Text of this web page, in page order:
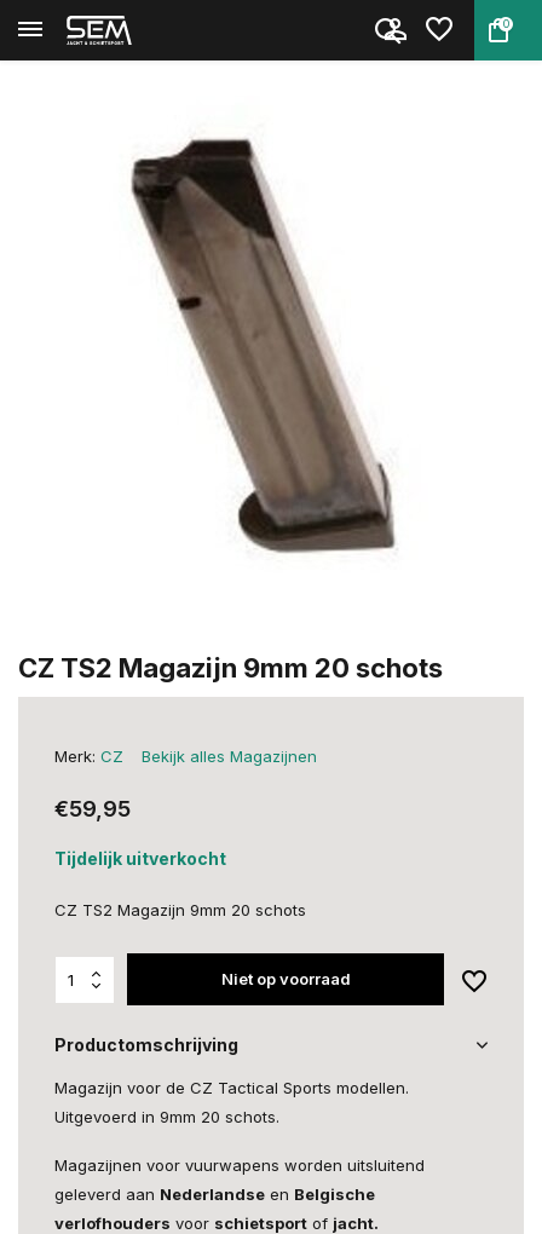
0
Terug Home CZ TS2 Magazijn 9mm 20 schots
CZ TS2 Magazijn 9mm 20 schots
Merk: CZ Bekijk alles Magazijnen
€59,95
Tijdelijk uitverkocht
CZ TS2 Magazijn 9mm 20 schots
Niet op voorraad
Productomschrijving
Magazijn voor de CZ Tactical Sports modellen.
Uitgevoerd in 9mm 20 schots.
Magazijnen voor vuurwapens worden uitsluitend
geleverd aan Nederlandse en Belgische
verlofhouders voor schietsport of jacht.